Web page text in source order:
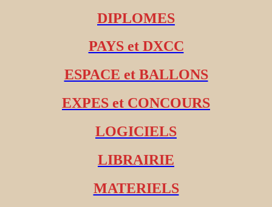
DIPLOMES
PAYS et DXCC
ESPACE et BALLONS
EXPES et CONCOURS
LOGICIELS
LIBRAIRIE
MATERIELS